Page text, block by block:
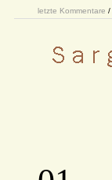
letzte Kommentare /